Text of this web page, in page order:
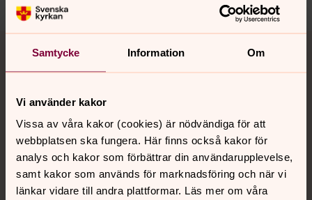
Samtycke Information Om
Vi använder kakor
Vissa av våra kakor (cookies) är nödvändiga för att
webbplatsen ska fungera. Här finns också kakor för
analys och kakor som förbättrar din användarupplevelse,
samt kakor som används för marknadsföring och när vi
länkar vidare till andra plattformar. Läs mer om våra
Tillbaka till toppen
Tillbaka till innehållet
Kontakt
Kalender